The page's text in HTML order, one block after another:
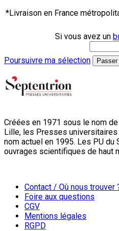
*Livraison en France
Si vous avez un
Poursuivre ma sélection
Créées en 1971 sous le nom
Lille, les Presses
nom actuel en 1995. Les PU
ouvrages scientifiques de haut
Contact / Où nous trouver
Foire aux questions
CGV
Mentions légales
RGPD